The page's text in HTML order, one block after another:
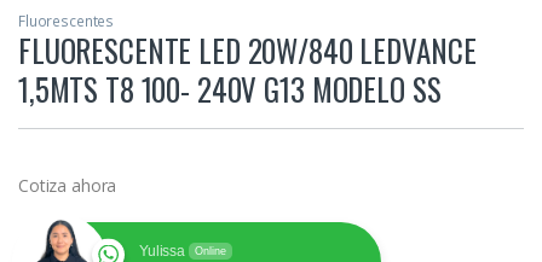
Fluorescentes
FLUORESCENTE LED 20W/840 LEDVANCE
1,5MTS T8 100- 240V G13 MODELO SS
Cotiza ahora
Yulissa Online